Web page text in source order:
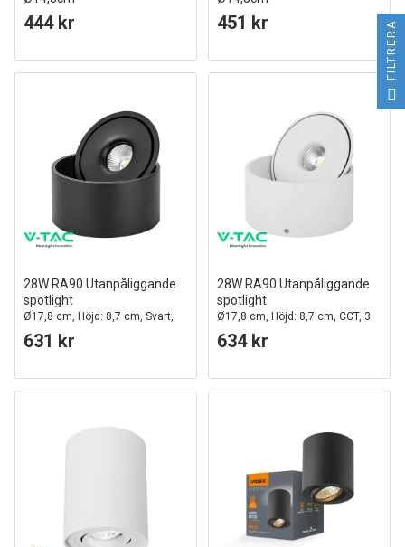
RA90, 3-i-1 CCT, Vit
444 kr RA90, 3-i-1 CCT, Svart
451 kr
28W RA90 Utanpåliggande
spotlight
Ø17,8 cm, Höjd: 8,7 cm, Svart,
CCT - 3 ljusfärger
631 kr
28W RA90 Utanpåliggande
spotlight
Ø17,8 cm, Höjd: 8,7 cm, CCT, 3
ljusfärger, vit
634 kr
FILTRERA